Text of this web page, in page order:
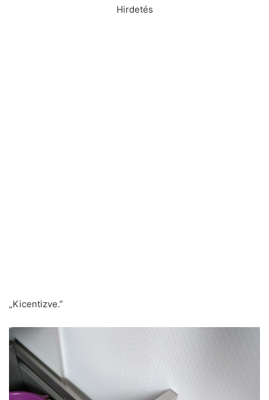
Hirdetés
„Kicentizve.”